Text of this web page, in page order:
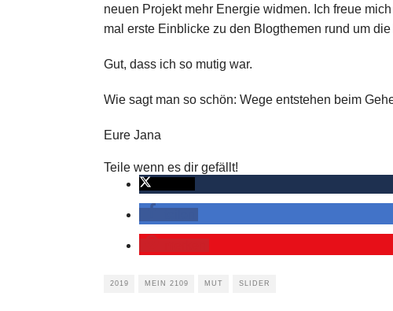
neuen Projekt mehr Energie widmen. Ich freue
mal erste Einblicke zu den Blogthemen rund um
Gut, dass ich so mutig war.
Wie sagt man so schön: Wege entstehen beim
Eure Jana
Teile wenn es dir gefällt!
2019 MEIN 2109 MUT SLIDER